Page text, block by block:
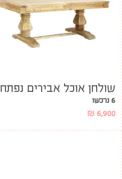
שולחן אוכל אבירים נפתח
6 נרכשו
₪ 6,900